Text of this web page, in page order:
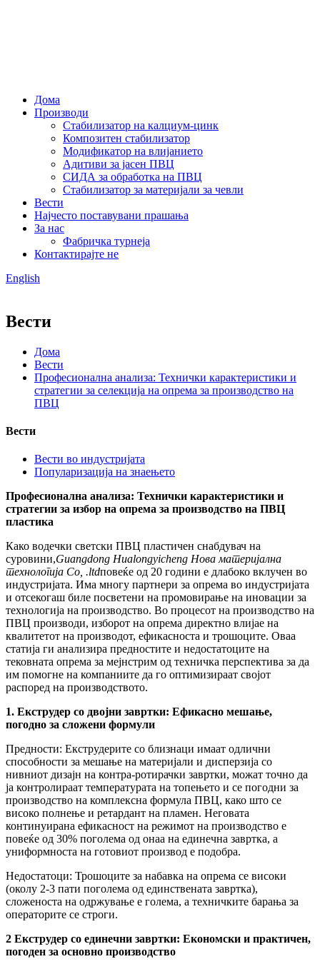
Дома
Производи
Стабилизатор на калциум-цинк
Композитен стабилизатор
Модификатор на влијанието
Адитиви за јасен ПВЦ
СИДА за обработка на ПВЦ
Стабилизатор за материјали за чевли
Вести
Најчесто поставувани прашања
За нас
Фабричка турнеја
Контактирајте не
English
Вести
Дома
Вести
Професионална анализа: Технички карактеристики и
стратегии за селекција на опрема за производство на
ПВЦ
Вести
Вести во индустријата
Популаризација на знаењето
Професионална анализа: Технички карактеристики и
стратегии за избор на опрема за производство на ПВЦ
пластика
Како водечки светски ПВЦ пластичен снабдувач на
суровини,Guangdong Hualongyicheng Нова материјална
технологија Co, .ltdповеќе од 20 години е длабоко вклучен во
индустријата. Има многу партнери за опрема во индустријата
и отсекогаш биле посветени на промовирање на иновации за
технологија на производство. Во процесот на производство на
ПВЦ производи, изборот на опрема директно влијае на
квалитетот на производот, ефикасноста и трошоците. Оваа
статија ги анализира предностите и недостатоците на
тековната опрема за мејнстрим од техничка перспектива за да
им помогне на компаниите да го оптимизираат својот
распоред на производството.
1. Екструдер со двојни завртки: Ефикасно мешање,
погодно за сложени формули
Предности: Екструдерите со близнаци имаат одлични
способности за мешање на материјали и дисперзија со
нивниот дизајн на контра-ротирачки завртки, можат точно да
ја контролираат температурата на топењето и се погодни за
производство на комплексна формула ПВЦ, како што се
високо полнење и ретардант на пламен. Неговата
континуирана ефикасност на режимот на производство е
повеќе од 30% поголема од онаа на единечна завртка, а
униформноста на готовиот производ е подобра.
Недостатоци: Трошоците за набавка на опрема се високи
(околу 2-3 пати поголема од единствената завртка),
сложеноста на одржување е голема, а техничките барања за
операторите се строги.
2 Екструдер со единечни завртки: Економски и практичен,
погоден за основно производство